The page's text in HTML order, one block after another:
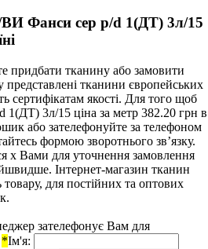
Фанси сер p/d 1(ДТ) 3л/15
придбати тканину або замовити
представлені тканини європейських
сертифікатам якості. Для того щоб
3л/15 ціна за метр 382.20 грн в
або зателефонуйте за телефоном
формою зворотнього зв’язку.
х Вами для уточнення замовлення
Інтернет-магазин тканин
для постійних та оптових
зателефонує Вам для
*Ім'я: